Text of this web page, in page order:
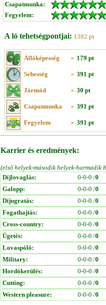
Csapatmunka:
Fegyelem:
A ló tehetségpontjai: 1382 pt
Állóképesség » 179 pt
Sebesség » 391 pt
Jármód » 30 pt
Csapatmunka » 391 pt
Fegyelem » 391 pt
Karrier és eredmények:
(első helyek-második helyek-harmadik
Díjlovaglás:
0-0-0 /0
Galopp:
0-0-0 /0
Díjugratás:
0-0-0 /0
Fogathajtás:
0-0-0 /0
Cross-country:
0-0-0 /0
Ügetés:
0-0-0 /0
Lovaspóló:
0-0-0 /0
Military:
0-0-0 /0
Hordókerülés:
0-0-0 /0
Cutting:
0-0-0 /0
Western pleasure:
0-0-0 /0